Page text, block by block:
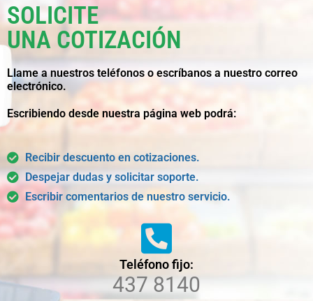
SOLICITE
UNA COTIZACIÓN
Llame a nuestros teléfonos o escríbanos a nuestro correo
electrónico.
Escribiendo desde nuestra página web podrá:
Recibir descuento en cotizaciones.
Despejar dudas y solicitar soporte.
Escribir comentarios de nuestro servicio.
Teléfono fijo:
437 8140